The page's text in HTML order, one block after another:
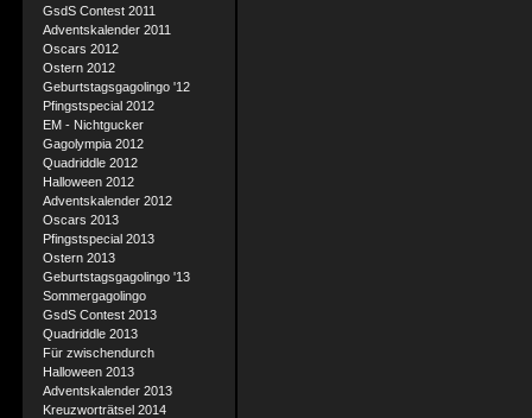
GsdS Contest 2011
Adventskalender 2011
Oscars 2012
Ostern 2012
Geburtstagsgagolingo '12
Pfingstspecial 2012
EM - Nichtgucker
Gagolympia 2012
Quadriddle 2012
Halloween 2012
Adventskalender 2012
Oscars 2013
Pfingstspecial 2013
Ostern 2013
Geburtstagsgagolingo '13
Sommergagolingo
GsdS Contest 2013
Quadriddle 2013
Für zwischendurch
Halloween 2013
Adventskalender 2013
Kreuzworträtsel 2014